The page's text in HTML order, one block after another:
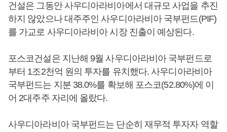
건설은 그동안 사우디아라비아에서 대규모 사업을 추진
하지 않았으나 대주주인 사우디아라비아 국부펀드(PIF)
를 가교로 사우디아라비아 시장 진출이 예상된다.
포스코건설은 지난해 9월 사우디아라비아 국부펀드로
부터 1조2천억 원의 투자를 유치했다. 사우디아라비아
국부펀드는 지분 38.0%를 확보해 포스코(52.80%)에 이
어 2대주주 자리에 올랐다.
사우디아라비아 국부펀드는 단순히 재무적 투자자 역할